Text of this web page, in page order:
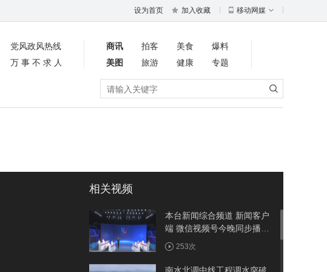
设为首页 加入收藏 移动网媒
党风政风热线
万事不求人
商讯 拍客 美食
爆料
美图
旅游 健康
专题
相关视频
本台新闻综合频道 新闻客户
端 微信视频号今晚同步播出
《周五面对面》聚焦竹溪：
建强省际节点县 做优农旅大
文章
253次